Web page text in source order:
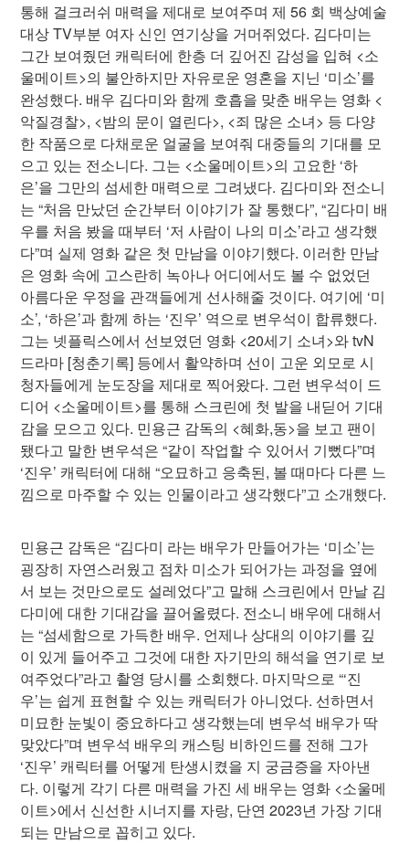
통해 걸크러쉬 매력을 제대로 보여주며 제 56 회 백상예술
대상 TV부분 여자 신인 연기상을 거머쥐었다. 김다미는
그간 보여줬던 캐릭터에 한층 더 깊어진 감성을 입혀 <소
울메이트>의 불안하지만 자유로운 영혼을 지닌 ‘미소’를
완성했다. 배우 김다미와 함께 호흡을 맞춘 배우는 영화 <
악질경찰>, <밤의 문이 열린다>, <죄 많은 소녀> 등 다양
한 작품으로 다채로운 얼굴을 보여줘 대중들의 기대를 모
으고 있는 전소니다. 그는 <소울메이트>의 고요한 ‘하
은’을 그만의 섬세한 매력으로 그려냈다. 김다미와 전소니
는 “처음 만났던 순간부터 이야기가 잘 통했다”, “김다미 배
우를 처음 봤을 때부터 ‘저 사람이 나의 미소’라고 생각했
다”며 실제 영화 같은 첫 만남을 이야기했다. 이러한 만남
은 영화 속에 고스란히 녹아나 어디에서도 볼 수 없었던
아름다운 우정을 관객들에게 선사해줄 것이다. 여기에 ‘미
소’, ‘하은’과 함께 하는 ‘진우’ 역으로 변우석이 합류했다.
그는 넷플릭스에서 선보였던 영화 <20세기 소녀>와 tvN
드라마 [청춘기록] 등에서 활약하며 선이 고운 외모로 시
청자들에게 눈도장을 제대로 찍어왔다. 그런 변우석이 드
디어 <소울메이트>를 통해 스크린에 첫 발을 내딛어 기대
감을 모으고 있다. 민용근 감독의 <혜화,동>을 보고 팬이
됐다고 말한 변우석은 “같이 작업할 수 있어서 기뻤다”며
‘진우’ 캐릭터에 대해 “오묘하고 응축된, 볼 때마다 다른 느
낌으로 마주할 수 있는 인물이라고 생각했다”고 소개했다.
민용근 감독은 “김다미 라는 배우가 만들어가는 ‘미소’는
굉장히 자연스러웠고 점차 미소가 되어가는 과정을 옆에
서 보는 것만으로도 설레었다”고 말해 스크린에서 만날 김
다미에 대한 기대감을 끌어올렸다. 전소니 배우에 대해서
는 “섬세함으로 가득한 배우. 언제나 상대의 이야기를 깊
이 있게 들어주고 그것에 대한 자기만의 해석을 연기로 보
여주었다”라고 촬영 당시를 소회했다. 마지막으로 “‘진
우’는 쉽게 표현할 수 있는 캐릭터가 아니었다. 선하면서
미묘한 눈빛이 중요하다고 생각했는데 변우석 배우가 딱
맞았다”며 변우석 배우의 캐스팅 비하인드를 전해 그가
‘진우’ 캐릭터를 어떻게 탄생시켰을 지 궁금증을 자아낸
다. 이렇게 각기 다른 매력을 가진 세 배우는 영화 <소울메
이트>에서 신선한 시너지를 자랑, 단연 2023년 가장 기대
되는 만남으로 꼽히고 있다.